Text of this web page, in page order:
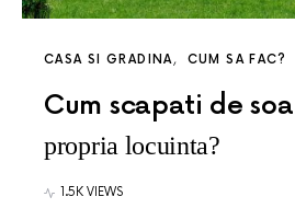
CASA SI GRADINA CUM SA FAC?
Cum scapati de
propria locuinta?
1.5K VIEWS